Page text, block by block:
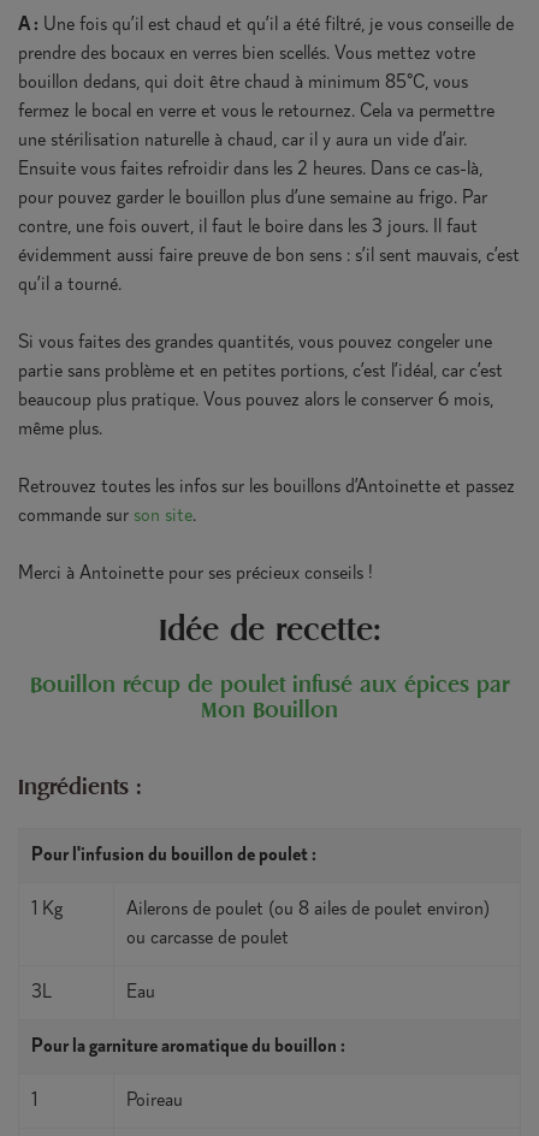
A : Une fois qu’il est chaud et qu’il a été filtré, je vous conseille de
prendre des bocaux en verres bien scellés. Vous mettez votre
bouillon dedans, qui doit être chaud à minimum 85°C, vous
fermez le bocal en verre et vous le retournez. Cela va permettre
une stérilisation naturelle à chaud, car il y aura un vide d’air.
Ensuite vous faites refroidir dans les 2 heures. Dans ce cas-là,
pour pouvez garder le bouillon plus d’une semaine au frigo. Par
contre, une fois ouvert, il faut le boire dans les 3 jours. Il faut
évidemment aussi faire preuve de bon sens : s’il sent mauvais, c’est
qu’il a tourné.
Si vous faites des grandes quantités, vous pouvez congeler une
partie sans problème et en petites portions, c’est l’idéal, car c’est
beaucoup plus pratique. Vous pouvez alors le conserver 6 mois,
même plus.
Retrouvez toutes les infos sur les bouillons d’Antoinette et passez
commande sur son site.
Merci à Antoinette pour ses précieux conseils !
Idée de recette:
Bouillon récup de poulet infusé aux épices par
Mon Bouillon
Ingrédients :
Pour l'infusion du bouillon de poulet :
1 Kg
Ailerons de poulet (ou 8 ailes de poulet environ)
ou carcasse de poulet
3L Eau
Pour la garniture aromatique du bouillon :
1 Poireau